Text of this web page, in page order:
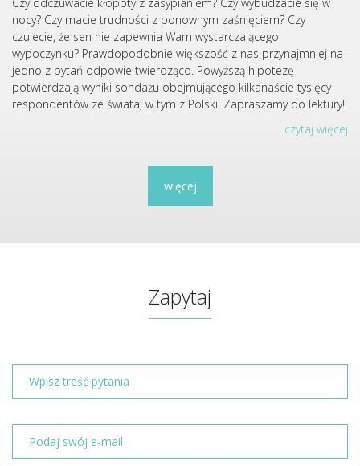
nocy? Czy macie trudności z ponownym zaśnięciem? Czy
czujecie, że sen nie zapewnia Wam wystarczającego
wypoczynku? Prawdopodobnie większość z nas przynajmniej na
jedno z pytań odpowie twierdząco. Powyższą hipotezę
potwierdzają wyniki sondażu obejmującego kilkanaście tysięcy
respondentów ze świata, w tym z Polski. Zapraszamy do lektury!
czytaj więcej
więcej
Zapytaj